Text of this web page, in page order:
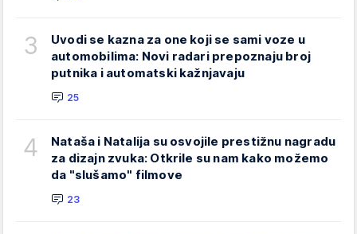
3
Uvodi se kazna za one koji se sami voze u
automobilima: Novi radari prepoznaju broj
putnika i automatski kažnjavaju
25
4
Nataša i Natalija su osvojile prestižnu nagradu
za dizajn zvuka: Otkrile su nam kako možemo
da "slušamo" filmove
23